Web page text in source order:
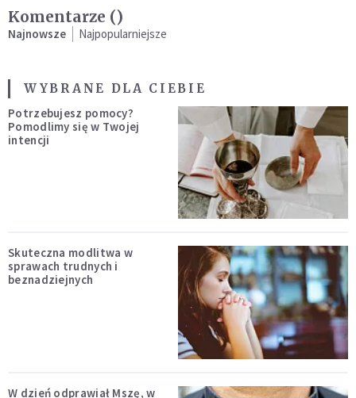
Komentarze ()
Najnowsze Najpopularniejsze
WYBRANE DLA CIEBIE
Potrzebujesz pomocy?
Pomodlimy się w Twojej
intencji
Skuteczna modlitwa w
sprawach trudnych i
beznadziejnych
W dzień odprawiał Mszę, w